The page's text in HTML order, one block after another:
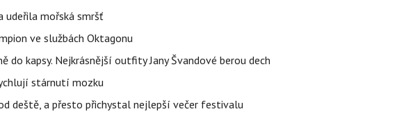
udeřila mořská smršť
ve službách Oktagonu
kapsy. Nejkrásnější outfity Jany Švandové berou dech
stárnutí mozku
deště, a přesto přichystal nejlepší večer festivalu